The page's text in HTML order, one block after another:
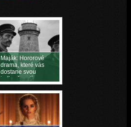
Maják: Hororové
drama, které vás
dostane svou
jedinečností